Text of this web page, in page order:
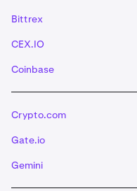
Bittrex
CEX.IO
Coinbase
Crypto.com
Gate.io
Gemini